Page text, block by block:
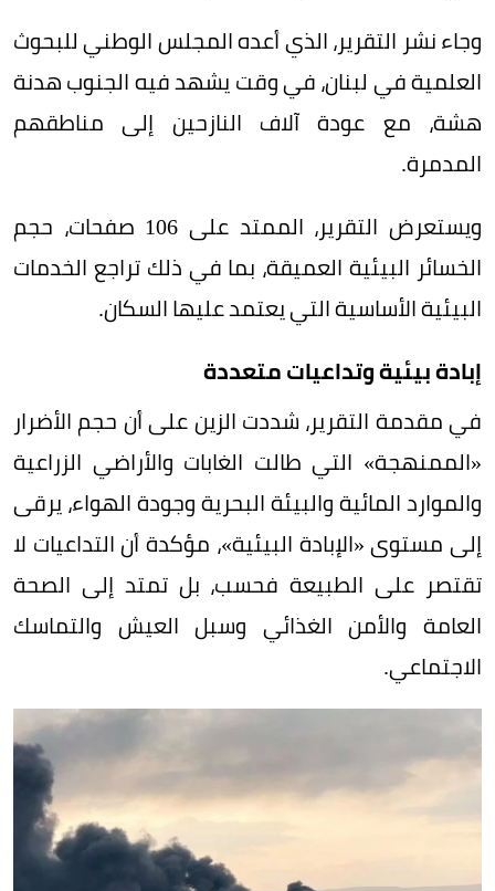
وجاء نشر التقرير، الذي أعده المجلس الوطني للبحوث
العلمية في لبنان، في وقت يشهد فيه الجنوب هدنة
هشة، مع عودة آلاف النازحين إلى مناطقهم
المدمرة.
ويستعرض التقرير، الممتد على 106 صفحات، حجم
الخسائر البيئية العميقة، بما في ذلك تراجع الخدمات
البيئية الأساسية التي يعتمد عليها السكان.
إبادة بيئية وتداعيات متعددة
في مقدمة التقرير، شددت الزين على أن حجم الأضرار
«الممنهجة» التي طالت الغابات والأراضي الزراعية
والموارد المائية والبيئة البحرية وجودة الهواء، يرقى
إلى مستوى «الإبادة البيئية»، مؤكدة أن التداعيات لا
تقتصر على الطبيعة فحسب، بل تمتد إلى الصحة
العامة والأمن الغذائي وسبل العيش والتماسك
الاجتماعي.